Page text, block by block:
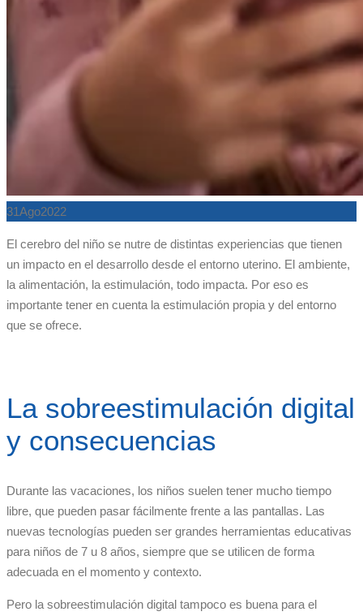
31Ago2022
El cerebro del niño se nutre de distintas experiencias que tienen
un impacto en el desarrollo desde el entorno uterino. El ambiente,
la alimentación, la estimulación, todo impacta. Por eso es
importante tener en cuenta la estimulación propia y del entorno
que se ofrece.
La sobreestimulación digital
y consecuencias
Durante las vacaciones, los niños suelen tener mucho tiempo
libre, que pueden pasar fácilmente frente a las pantallas. Las
nuevas tecnologías pueden ser grandes herramientas educativas
para niños de 7 u 8 años, siempre que se utilicen de forma
adecuada en el momento y contexto.
Pero la sobreestimulación digital tampoco es buena para el